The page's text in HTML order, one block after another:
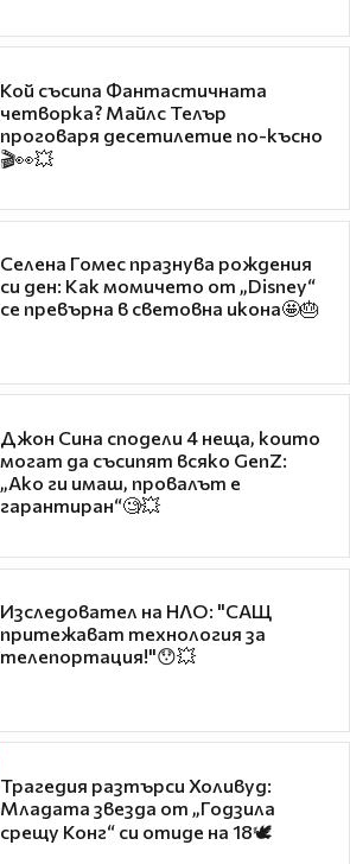
Кой съсипа Фантастичната
четворка? Майлс Телър
проговаря десетилетие по-късно
🎬👀💥
Селена Гомес празнува рождения
си ден: Как момичето от „Disney“
се превърна в световна икона🤩🎂
Джон Сина сподели 4 неща, които
могат да съсипят всяко GenZ:
„Ако ги имаш, провалът е
гарантиран“🧐💥
Изследовател на НЛО: "САЩ
притежават технология за
телепортация!"😯💥
Трагедия разтърси Холивуд:
Младата звезда от „Годзила
срещу Конг“ си отиде на 18🕊️